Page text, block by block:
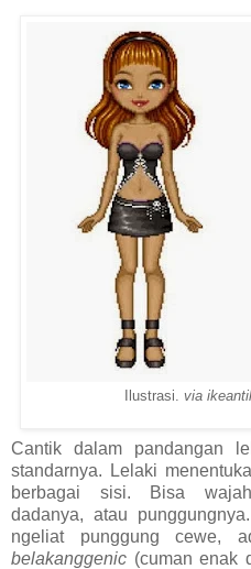
Ilustrasi. via
Cantik dalam pandangan
standarnya. Lelaki
berbagai sisi. Bisa
dadanya, atau
ngeliat punggung cewe,
belakanggenic (cuman enak